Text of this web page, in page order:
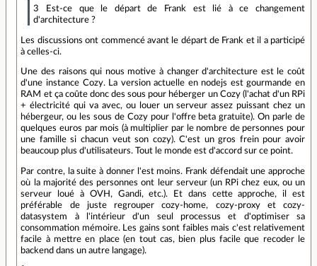
3 Est-ce que le départ de Frank est lié à ce changement
d'architecture ?
Les discussions ont commencé avant le départ de Frank et il a participé
à celles-ci.
Une des raisons qui nous motive à changer d'architecture est le coût
d'une instance Cozy. La version actuelle en nodejs est gourmande en
RAM et ça coûte donc des sous pour héberger un Cozy (l'achat d'un RPi
+ électricité qui va avec, ou louer un serveur assez puissant chez un
hébergeur, ou les sous de Cozy pour l'offre beta gratuite). On parle de
quelques euros par mois (à multiplier par le nombre de personnes pour
une famille si chacun veut son cozy). C'est un gros frein pour avoir
beaucoup plus d'utilisateurs. Tout le monde est d'accord sur ce point.
Par contre, la suite à donner l'est moins. Frank défendait une approche
où la majorité des personnes ont leur serveur (un RPi chez eux, ou un
serveur loué à OVH, Gandi, etc.). Et dans cette approche, il est
préférable de juste regrouper cozy-home, cozy-proxy et cozy-
datasystem à l'intérieur d'un seul processus et d'optimiser sa
consommation mémoire. Les gains sont faibles mais c'est relativement
facile à mettre en place (en tout cas, bien plus facile que recoder le
backend dans un autre langage).